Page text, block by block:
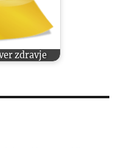
zdravje